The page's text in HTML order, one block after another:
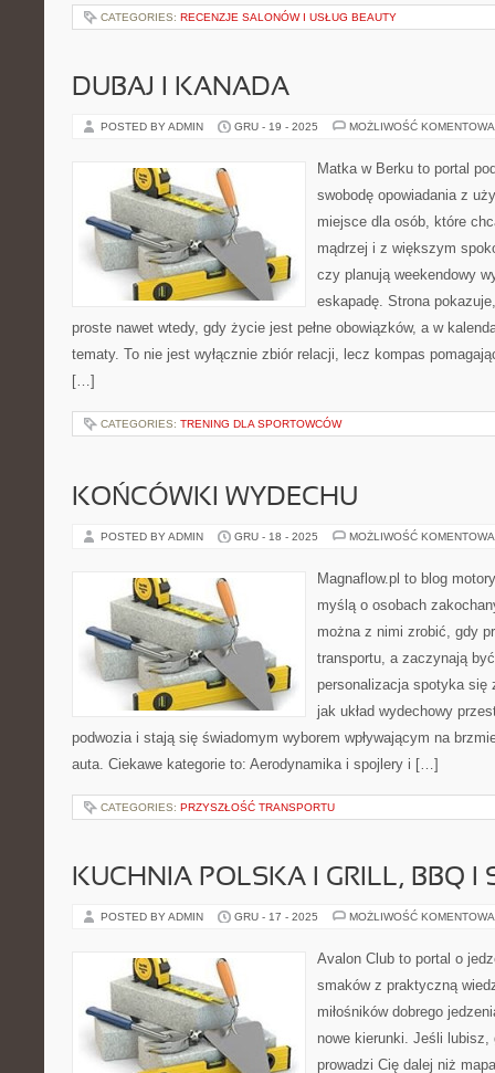
CATEGORIES: RECENZJE SALONÓW I USŁUG BEAUTY
DUBAJ I KANADA
POSTED BY ADMIN GRU - 19 - 2025 MOŻLIWOŚĆ
Matka w Berku to portal
swobodę opowiadania z
miejsce dla osób, które
mądrzej i z większym
czy planują weekendowy
eskapadę. Strona
proste nawet wtedy, gdy życie jest pełne obowiązków, a w
tematy. To nie jest wyłącznie zbiór relacji, lecz kompas
[…]
CATEGORIES: TRENING DLA SPORTOWCÓW
KOŃCÓWKI WYDECHU
POSTED BY ADMIN GRU - 18 - 2025 MOŻLIWOŚĆ
Magnaflow.pl to blog
myślą o osobach
można z nimi zrobić, gdy
transportu, a zaczynają
personalizacja spotyka
jak układ wydechowy
podwozia i stają się świadomym wyborem wpływającym na
auta. Ciekawe kategorie to: Aerodynamika i spojlery i […]
CATEGORIES: PRZYSZŁOŚĆ TRANSPORTU
KUCHNIA POLSKA I GRILL, BBQ I
POSTED BY ADMIN GRU - 17 - 2025 MOŻLIWOŚĆ
Avalon Club to portal o
smaków z praktyczną
miłośników dobrego
nowe kierunki. Jeśli lubisz,
prowadzi Cię dalej niż